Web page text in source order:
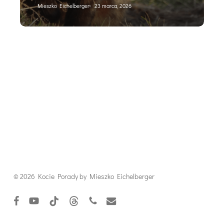
Mieszko Eichelberger 23 marca, 2026
© 2026 Kocie Porady by Mieszko Eichelberger
facebookyoutubetiktok threadsphoneemail